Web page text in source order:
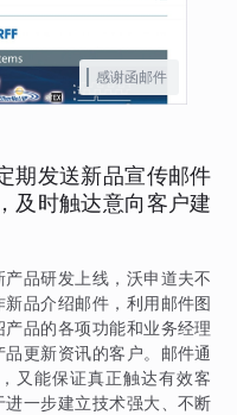
感谢函邮件
期发送新品宣传邮件
及时触达意向客户建
品研发上线，沃申道夫不
品介绍邮件，利用邮件图
品的各项功能和业务经理
更新资讯的客户。邮件通
又能保证真正触达有效客
一步建立技术强大、不断